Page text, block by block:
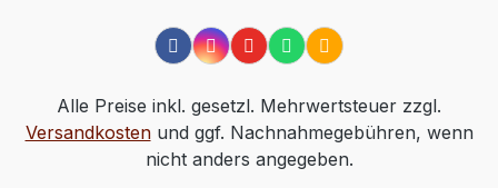
Alle Preise inkl. gesetzl. Mehrwertsteuer zzgl.
Versandkostenund ggf. Nachnahmegebühren, wenn
nicht anders angegeben.